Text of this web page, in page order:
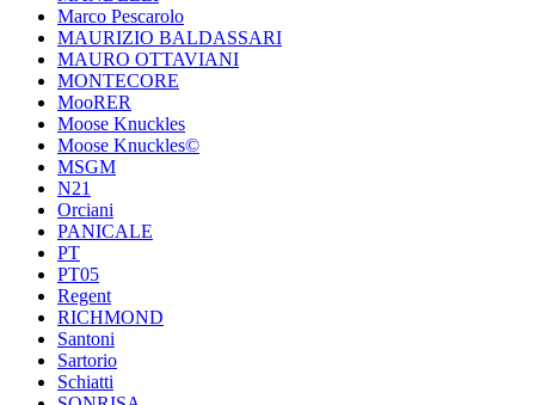
Marco Pescarolo
MAURIZIO BALDASSARI
MAURO OTTAVIANI
MONTECORE
MooRER
Moose Knuckles
Moose Knuckles©️
MSGM
N21
Orciani
PANICALE
PT
PT05
Regent
RICHMOND
Santoni
Sartorio
Schiatti